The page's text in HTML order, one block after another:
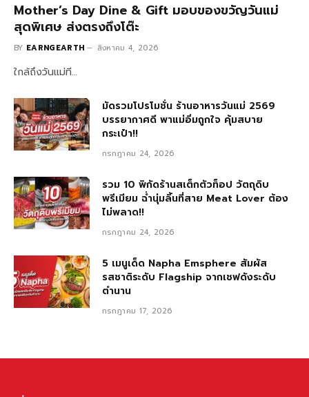
Mother’s Day Dine & Gift มอบของขวัญวันแม่
สุดพิเศษ ส่งตรงถึงโต๊ะ
BY EARNGEARTH สิงหาคม 4, 2026
ใกล้ถึงวันแม่ที…
มัดรวมโปรโมชั่น ร้านอาหารวันแม่ 2569
บรรยากาศดี พาแม่อิ่มถูกใจ คุ้มสบาย
กระเป๋า!!
กรกฎาคม 24, 2026
รวม 10 พิกัดร้านสเต็กตัวท็อป วัตถุดิบ
พรีเมียม ฉ่ำนุ่มลิ้นที่สาย Meat Lover ต้อง
ไม่พลาด!!
กรกฎาคม 24, 2026
5 เมนูเด็ด Napha Emsphere สัมผัส
รสชาติระดับ Flagship จากเชฟดังระดับ
ตำนาน
กรกฎาคม 17, 2026